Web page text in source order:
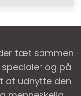
tæt sammen
og på
at udnytte den